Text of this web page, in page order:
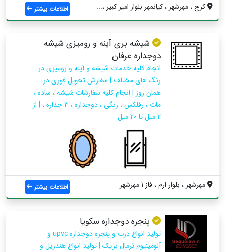
کرج ، مهرشهر ، کیانمهر بلوار امیر کبیر ،... اطلاعات بیشتر
شیشه بری آینه و رومیزی شیشه
دوجداره عرفان
انجام کلیه خدمات شیشه و آینه و رومیزی در
رنگ های مختلف | سفارش تحویل فوری در
همان روز | انجام کلیه سفارشات شیشه ، ساده ،
مات ، رفلکس ، رنگی ، دوجداره ، ۳ جداره ، | از
۲ میل تا ۲۰ میل
مهرشهر ، بلوار ارم ، فاز ۱ مهرشهر اطلاعات بیشتر
پنجره دوجداره سکویا
تولید انواع درب و پنجره دوجداره upvc و
آلومینیوم ترمال بریک | تولید انواع هندریل و